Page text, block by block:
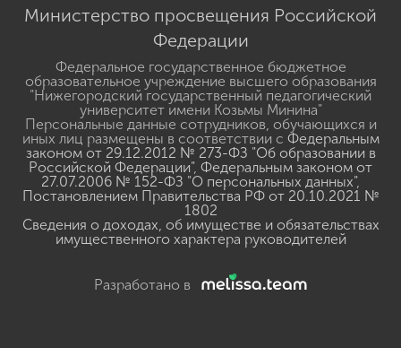
Министерство просвещения Российской
Федерации
Федеральное государственное бюджетное
образовательное учреждение высшего образования
"Нижегородский государственный педагогический
университет имени Козьмы Минина"
Персональные данные сотрудников, обучающихся и
иных лиц размещены в соответствии с Федеральным
законом от 29.12.2012 № 273-ФЗ "Об образовании в
Российской Федерации", Федеральным законом от
27.07.2006 № 152-ФЗ "О персональных данных",
Постановлением Правительства РФ от 20.10.2021 №
1802
Сведения о доходах, об имуществе и обязательствах
имущественного характера руководителей
Разработано в